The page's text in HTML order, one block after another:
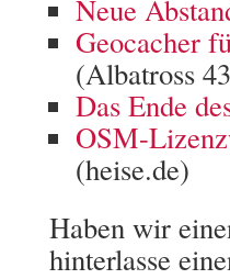
Neue
Geocacher
(Albatross
Das Ende
OSM-
(heise.de)
Haben wir
hinterlasse